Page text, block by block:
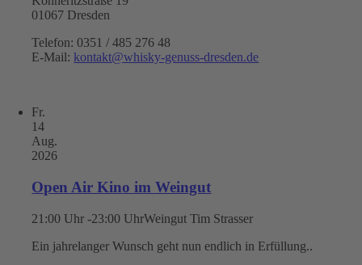
01067 Dresden
Telefon: 0351 / 485 276 48
E-Mail: kontakt@whisky-genuss-dresden.de
Fr.
14
Aug.
2026
Open Air Kino im Weingut
21:00 Uhr -23:00 UhrWeingut Tim Strasser
Ein jahrelanger Wunsch geht nun endlich in Erfüllung..